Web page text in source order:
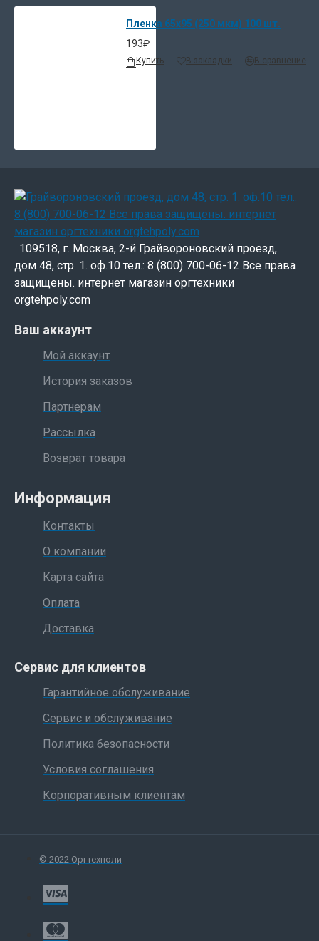
Пленка 65х95 (250 мкм) 100 шт.
193₽
Купить В закладки В сравнение
109518, г. Москва, 2-й Грайвороновский проезд,
дом 48, стр. 1. оф.10 тел.: 8 (800) 700-06-12 Все права
защищены. интернет магазин оргтехники
orgtehpoly.com
Ваш аккаунт
Мой аккаунт
История заказов
Партнерам
Рассылка
Возврат товара
Информация
Контакты
О компании
Карта сайта
Оплата
Доставка
Сервис для клиентов
Гарантийное обслуживание
Сервис и обслуживание
Политика безопасности
Условия соглашения
Корпоративным клиентам
© 2022 Оргтехполи